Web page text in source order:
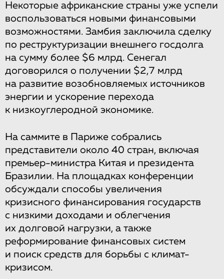
Некоторые африканские страны уже успели
воспользоваться новыми финансовыми
возможностями. Замбия заключила сделку
по реструктуризации внешнего госдолга
на сумму более $6 млрд. Сенегал
договорился о получении $2,7 млрд
на развитие возобновляемых источников
энергии и ускорение перехода
к низкоуглеродной экономике.
На саммите в Париже собрались
представители около 40 стран, включая
премьер-министра Китая и президента
Бразилии. На площадках конференции
обсуждали способы увеличения
кризисного финансирования государств
с низкими доходами и облегчения
их долговой нагрузки, а также
реформирование финансовых систем
и поиск средств для борьбы с климат-
кризисом.